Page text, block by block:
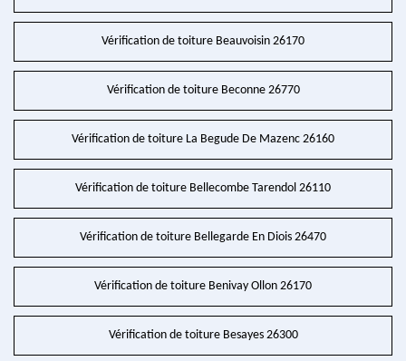
Vérification de toiture Beauvoisin 26170
Vérification de toiture Beconne 26770
Vérification de toiture La Begude De Mazenc 26160
Vérification de toiture Bellecombe Tarendol 26110
Vérification de toiture Bellegarde En Diois 26470
Vérification de toiture Benivay Ollon 26170
Vérification de toiture Besayes 26300